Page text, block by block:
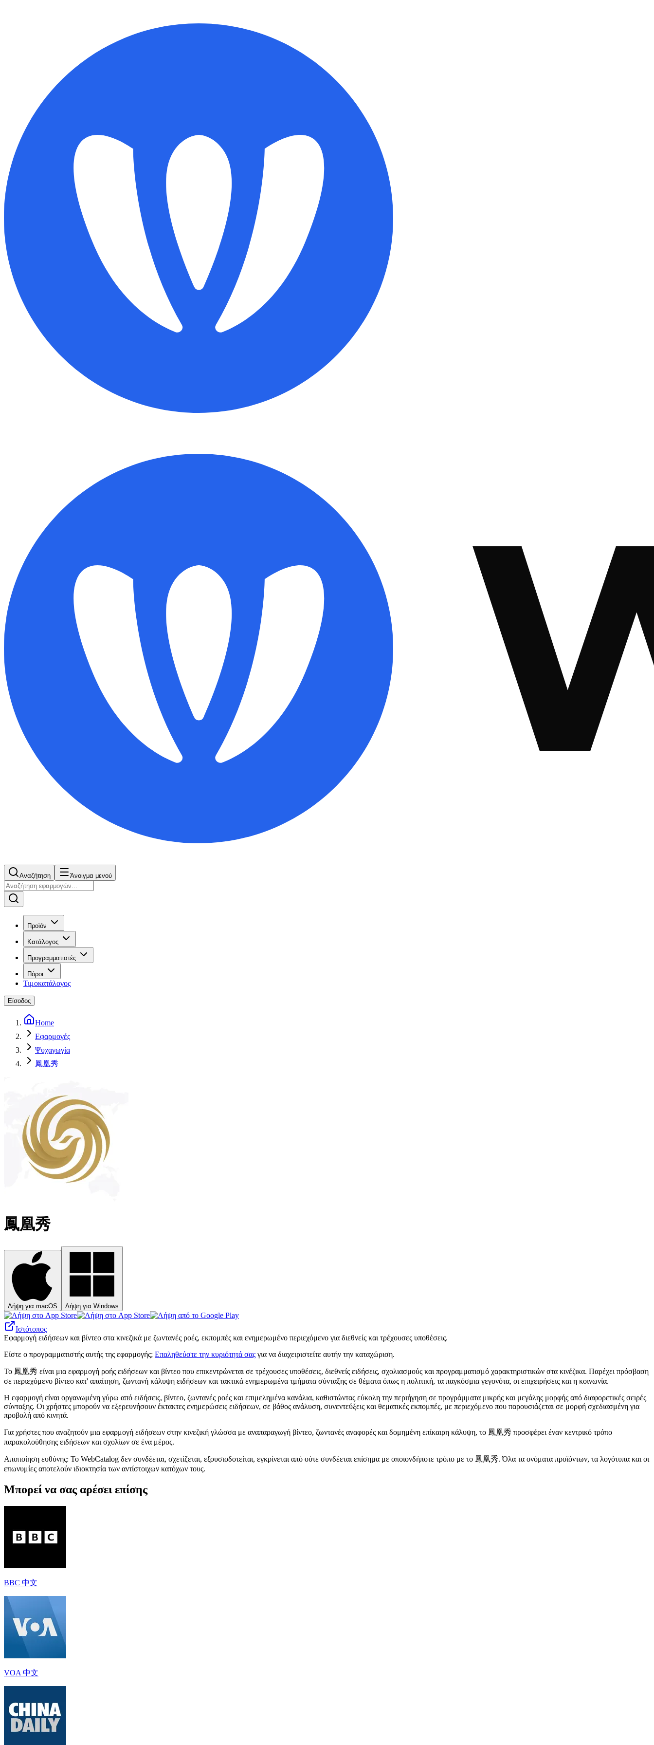
Αναζήτηση Άνοιγμα μενού
Προϊόν
Κατάλογος
Προγραμματιστές
Πόροι
Τιμοκατάλογος
Είσοδος
Home
Εφαρμογές
Ψυχαγωγία
鳳凰秀
鳳凰秀
Λήψη για macOS Λήψη για Windows
Ιστότοπος
Εφαρμογή ειδήσεων και βίντεο στα κινεζικά με ζωντανές ροές, εκπομπές και ενημερωμένο περιεχόμενο για διεθνείς και τρέχουσες υποθέσεις.
Είστε ο προγραμματιστής αυτής της εφαρμογής; Επαληθεύστε την κυριότητά σας για να διαχειριστείτε αυτήν την καταχώριση.
Το 鳳凰秀 είναι μια εφαρμογή ροής ειδήσεων και βίντεο που επικεντρώνεται σε τρέχουσες υποθέσεις, διεθνείς ειδήσεις, σχολιασμούς και προγραμματισμό χαρακτηριστικών στα κινέζικα. Παρέχει πρόσβαση
σε περιεχόμενο βίντεο κατ' απαίτηση, ζωντανή κάλυψη ειδήσεων και τακτικά ενημερωμένα τμήματα σύνταξης σε θέματα όπως η πολιτική, τα παγκόσμια γεγονότα, οι επιχειρήσεις και η κοινωνία.
Η εφαρμογή είναι οργανωμένη γύρω από ειδήσεις, βίντεο, ζωντανές ροές και επιμελημένα κανάλια, καθιστώντας εύκολη την περιήγηση σε προγράμματα μικρής και μεγάλης μορφής από διαφορετικές σειρές
σύνταξης. Οι χρήστες μπορούν να εξερευνήσουν έκτακτες ενημερώσεις ειδήσεων, σε βάθος ανάλυση, συνεντεύξεις και θεματικές εκπομπές, με περιεχόμενο που παρουσιάζεται σε μορφή σχεδιασμένη για
προβολή από κινητά.
Για χρήστες που αναζητούν μια εφαρμογή ειδήσεων στην κινεζική γλώσσα με αναπαραγωγή βίντεο, ζωντανές αναφορές και δομημένη επίκαιρη κάλυψη, το 鳳凰秀 προσφέρει έναν κεντρικό τρόπο
παρακολούθησης ειδήσεων και σχολίων σε ένα μέρος.
Αποποίηση ευθύνης: Το WebCatalog δεν συνδέεται, σχετίζεται, εξουσιοδοτείται, εγκρίνεται από ούτε συνδέεται επίσημα με οποιονδήποτε τρόπο με το 鳳凰秀. Όλα τα ονόματα προϊόντων, τα λογότυπα και οι
επωνυμίες αποτελούν ιδιοκτησία των αντίστοιχων κατόχων τους.
Μπορεί να σας αρέσει επίσης
BBC 中文
VOA 中文